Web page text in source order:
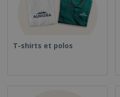
T-shirts et polos